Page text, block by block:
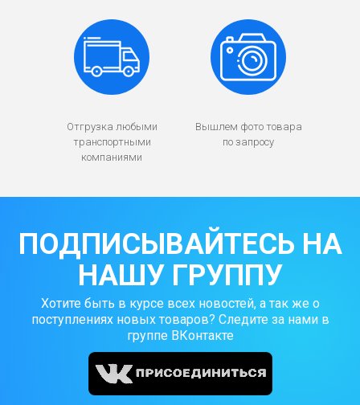
Отгрузка любыми
транспортными
компаниями
Вышлем фото товара
по запросу
ПОДПИСЫВАЙТЕСЬ НА
НАШУ ГРУППУ
Хотите быть в курсе всех новостей, а так же о
поступлениях новых товаров? Следите за нами в
группе ВКонтакте